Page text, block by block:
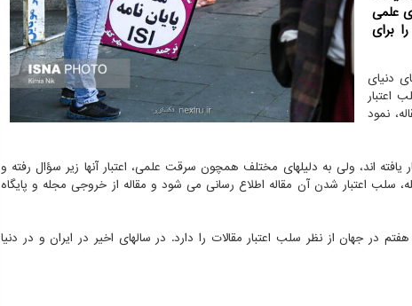
علمی
برای
دنیای
اعتبار
نمود
اند، ولی به دلیلهای مختلف همچون سرقت علمی، اعتبار آنها زیر سؤال رفته و
سلب اعتبار شدن آن مقاله اطلاع رسانی می شود و مقاله از خروجی مجله و پایگاه
در جهان از نظر سلب اعتبار مقالات را دارد. در سالهای اخیر در ایران و در دنیا